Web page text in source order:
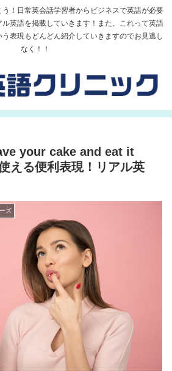
！日常英会話学習者からビジネスで英語が必要
英語を掲載していきます！また、これって英語
表現もどんどん紹介していきますのでお見逃し
なく！！
your cake and eat it
える便利表現！リアル英
ズ